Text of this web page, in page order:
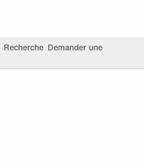
Recherche Demander une